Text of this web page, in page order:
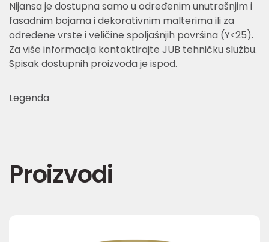
Nijansa je dostupna samo u određenim unutrašnjim i
fasadnim bojama i dekorativnim malterima ili za
određene vrste i veličine spoljašnjih površina (Y<25).
Za više informacija kontaktirajte JUB tehničku službu.
Spisak dostupnih proizvoda je ispod.
Legenda
Proizvodi